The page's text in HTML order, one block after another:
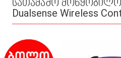
სათამაშო
Dualsense Wireless